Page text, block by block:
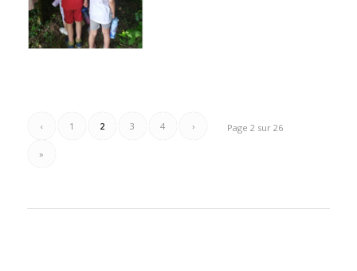
Page 2 sur 26
‹ 1 2 3 4 ›
»